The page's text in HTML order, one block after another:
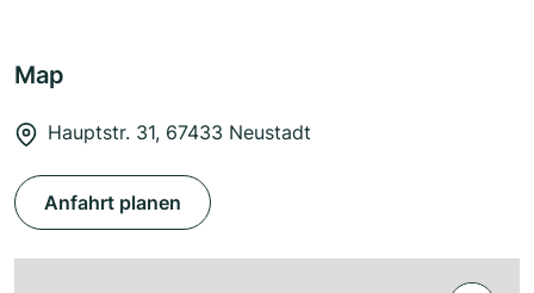
Map
Hauptstr. 31, 67433 Neustadt
Anfahrt planen